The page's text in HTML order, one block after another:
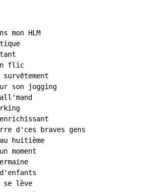
mon HLM
flic
son jogging
d'ces braves gens
huitième
moment
lève